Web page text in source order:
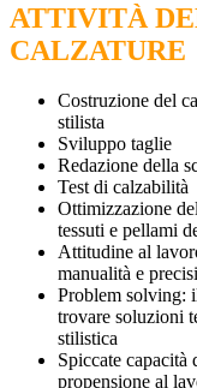
ATTIVITÀ
CALZATURE
Costruzione del
stilista
Sviluppo taglie
Redazione della
Test di calzabilità
Ottimizzazione
tessuti e pellami
Attitudine al
manualità e
Problem solving:
trovare soluzioni
stilistica
Spiccate
propensione al